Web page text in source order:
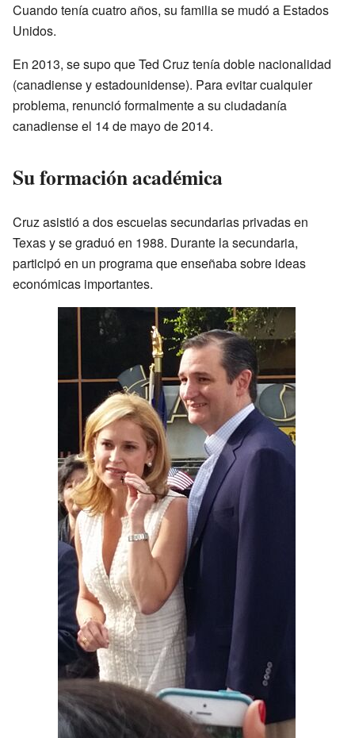
Cuando tenía cuatro años, su familia se mudó a Estados
Unidos.
En 2013, se supo que Ted Cruz tenía doble nacionalidad
(canadiense y estadounidense). Para evitar cualquier
problema, renunció formalmente a su ciudadanía
canadiense el 14 de mayo de 2014.
Su formación académica
Cruz asistió a dos escuelas secundarias privadas en
Texas y se graduó en 1988. Durante la secundaria,
participó en un programa que enseñaba sobre ideas
económicas importantes.